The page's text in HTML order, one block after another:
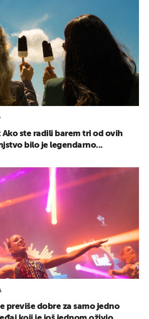
ste radili barem tri od ovih
bilo je legendarno...
previše dobre za samo jedno
NOTIFIKACIJE